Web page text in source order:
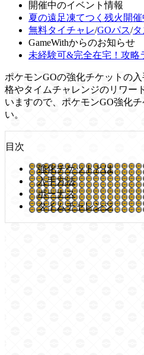
開催中のイベント情報
夏の遠足凍てつく残火開催
無料タイチャレ/GOパス/タ
GameWithからのお知らせ
未経験可&完全在宅！攻略
ポケモンGOの強化チケットの
格やタイムチャレンジのリワー
いますので、ポケモンGO強化
い。
目次
強化チケットとは
入手方法
ボーナス
タイムチャレンジ